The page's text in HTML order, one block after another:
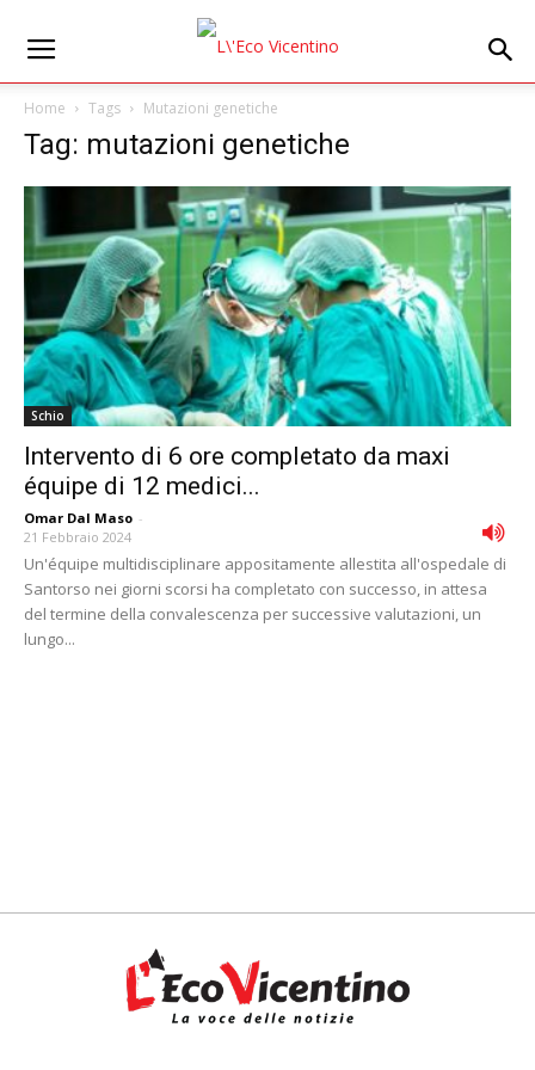
Home Tags Mutazioni genetiche
Tag: mutazioni genetiche
Schio
Intervento di 6 ore completato da maxi
équipe di 12 medici...
Omar Dal Maso -
21 Febbraio 2024
Un'équipe multidisciplinare appositamente allestita all'ospedale di
Santorso nei giorni scorsi ha completato con successo, in attesa
del termine della convalescenza per successive valutazioni, un
lungo...